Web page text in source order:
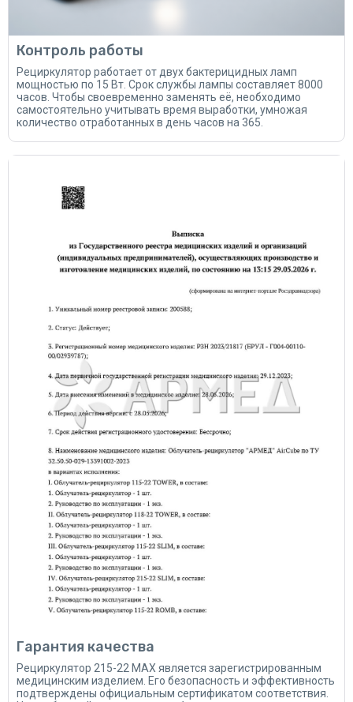
Контроль работы
Рециркулятор работает от двух бактерицидных ламп
мощностью по 15 Вт. Срок службы лампы составляет 8000
часов. Чтобы своевременно заменять её, необходимо
самостоятельно учитывать время выработки, умножая
количество отработанных в день часов на 365.
Гарантия качества
Рециркулятор 215-22 MAX является зарегистрированным
медицинским изделием. Его безопасность и эффективность
подтверждены официальным сертификатом соответствия.